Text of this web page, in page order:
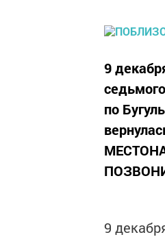
9
по
9